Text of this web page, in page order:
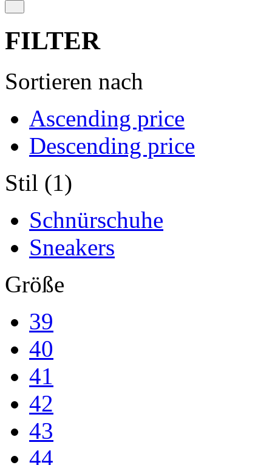
FILTER
Sortieren nach
Ascending price
Descending price
Stil (1)
Schnürschuhe
Sneakers
Größe
39
40
41
42
43
44